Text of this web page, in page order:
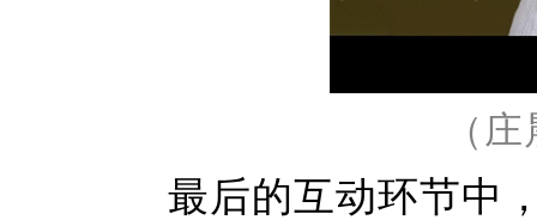
（
最后的互动环节中